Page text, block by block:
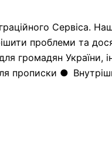
Сервіса.
проблеми та
громадян України,
прописки ●